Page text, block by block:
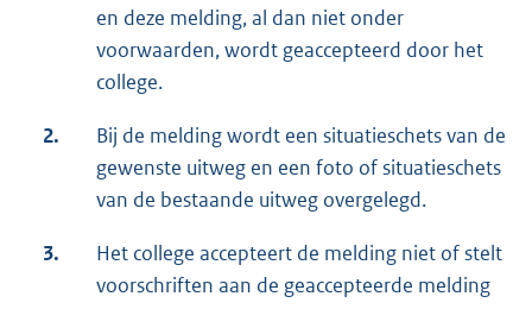
en deze melding, al dan niet onder
voorwaarden, wordt geaccepteerd door het
college.
2.
Bij de melding wordt een situatieschets van de
gewenste uitweg en een foto of situatieschets
van de bestaande uitweg overgelegd.
3.
Het college accepteert de melding niet of stelt
voorschriften aan de geaccepteerde melding